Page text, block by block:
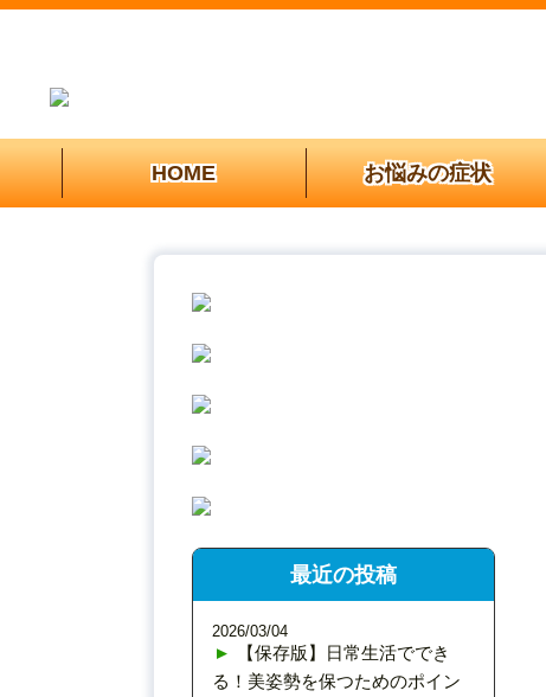
HOME お悩みの症状
最近の投稿
【保存版】日常生活ででき
る！美姿勢を保つためのポイン
2026/03/04